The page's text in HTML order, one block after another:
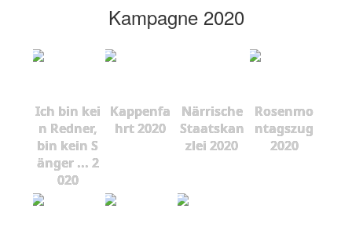
Kampagne 2020
Ich bin kei
n Redner,
bin kein S
änger ... 2
020
Kappenfa
hrt 2020
Närrische
Staatskan
zlei 2020
Rosenmo
ntagszug
2020